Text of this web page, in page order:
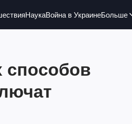
НаукаВойна в УкраинеБольше